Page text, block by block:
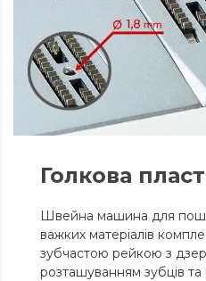
Голкова
Швейна машина для
важких матеріалів
зубчастою рейкою з
розташуванням зубців